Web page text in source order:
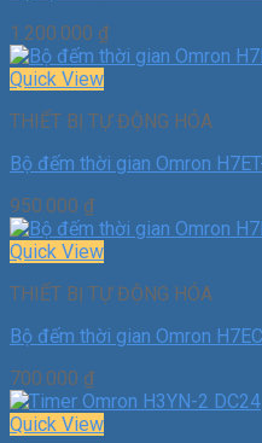
1.200.000 ₫
Quick View
THIẾT BỊ TỰ ĐỘNG HÓA
Bộ đếm thời gian Omron
950.000 ₫
Quick View
THIẾT BỊ TỰ ĐỘNG HÓA
Bộ đếm thời gian Omron
700.000 ₫
Quick View